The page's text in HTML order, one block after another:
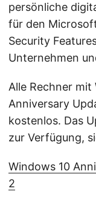
persönliche
für den
Security
Unternehmen
Alle Rechner
Anniversary
kostenlos. Das
zur Verfügung,
Windows 10
2